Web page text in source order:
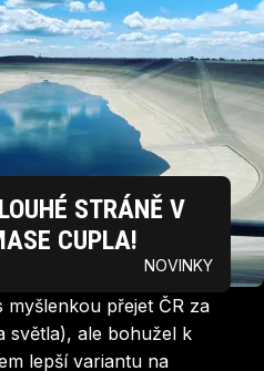
STRÁNĚ V
CUPLA!
NOVINKY
přejet ČR za
světla), ale bohužel k
lepší variantu na